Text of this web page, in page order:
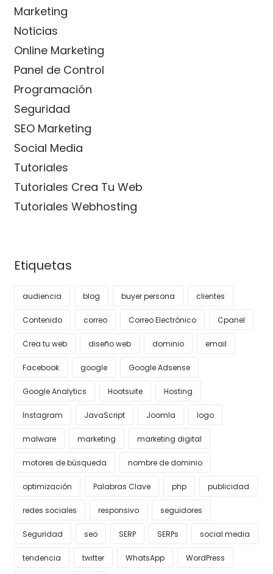
Marketing
Noticias
Online Marketing
Panel de Control
Programación
Seguridad
SEO Marketing
Social Media
Tutoriales
Tutoriales Crea Tu Web
Tutoriales Webhosting
Etiquetas
audiencia blog buyer persona clientes
Contenido correo Correo Electrónico Cpanel
Crea tu web diseño web dominio email
Facebook google Google Adsense
Google Analytics Hootsuite Hosting
Instagram JavaScript Joomla logo
malware marketing marketing digital
motores de búsqueda nombre de dominio
optimización Palabras Clave php publicidad
redes sociales responsivo seguidores
Seguridad seo SERP SERPs social media
tendencia twitter WhatsApp WordPress